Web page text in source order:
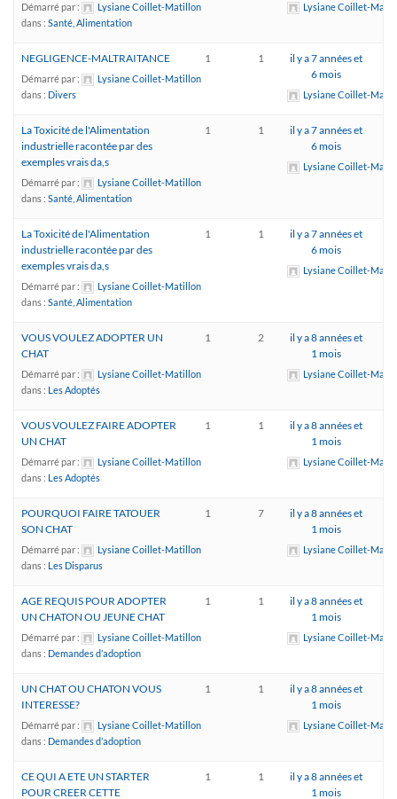
Démarré par :
Lysiane Coillet-Matillon
dans : Santé, Alimentation
Lysiane Coillet-
NEGLIGENCE-MALTRAITANCE
Démarré par :
Lysiane Coillet-Matillon
dans : Divers
1 1
il y a 7 années et
6 mois
Lysiane Coillet-
La Toxicité de l'Alimentation
industrielle racontée par des
exemples vrais da,s
Démarré par :
Lysiane Coillet-Matillon
dans : Santé, Alimentation
1 1
il y a 7 années et
6 mois
Lysiane Coillet-
La Toxicité de l'Alimentation
industrielle racontée par des
exemples vrais da,s
Démarré par :
Lysiane Coillet-Matillon
dans : Santé, Alimentation
1 1
il y a 7 années et
6 mois
Lysiane Coillet-
VOUS VOULEZ ADOPTER UN
CHAT
Démarré par :
Lysiane Coillet-Matillon
dans : Les Adoptés
1 2
il y a 8 années et
1 mois
Lysiane Coillet-
VOUS VOULEZ FAIRE ADOPTER
UN CHAT
Démarré par :
Lysiane Coillet-Matillon
dans : Les Adoptés
1 1
il y a 8 années et
1 mois
Lysiane Coillet-
POURQUOI FAIRE TATOUER
SON CHAT
Démarré par :
Lysiane Coillet-Matillon
dans : Les Disparus
1 7
il y a 8 années et
1 mois
Lysiane Coillet-
AGE REQUIS POUR ADOPTER
UN CHATON OU JEUNE CHAT
Démarré par :
Lysiane Coillet-Matillon
dans : Demandes d’adoption
1 1
il y a 8 années et
1 mois
Lysiane Coillet-
UN CHAT OU CHATON VOUS
INTERESSE?
Démarré par :
Lysiane Coillet-Matillon
dans : Demandes d’adoption
1 1
il y a 8 années et
1 mois
Lysiane Coillet-
CE QUI A ETE UN STARTER
POUR CREER CETTE
1 1
il y a 8 années et
1 mois